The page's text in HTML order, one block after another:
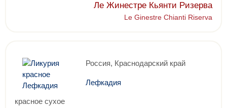
Ле Жинестре Кьянти Ризерва
Le Ginestre Chianti Riserva
Россия, Краснодарский край
Лефкадия
красное сухое